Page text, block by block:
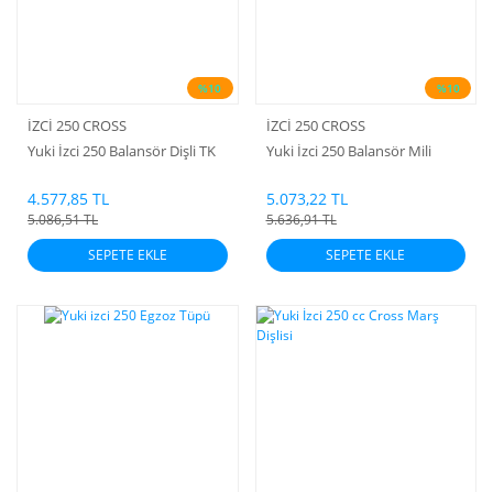
%10
İZCİ 250 CROSS
Yuki İzci 250 Balansör Dişli TK
4.577,85 TL
5.086,51 TL
SEPETE EKLE
%10
İZCİ 250 CROSS
Yuki İzci 250 Balansör Mili
5.073,22 TL
5.636,91 TL
SEPETE EKLE